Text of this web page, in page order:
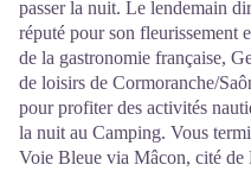
passer la nuit. Le lendemain
réputé pour son fleurissement
de la gastronomie française,
de loisirs de Cormoranche/
pour profiter des activités
la nuit au Camping. Vous
Voie Bleue via Mâcon, cité de